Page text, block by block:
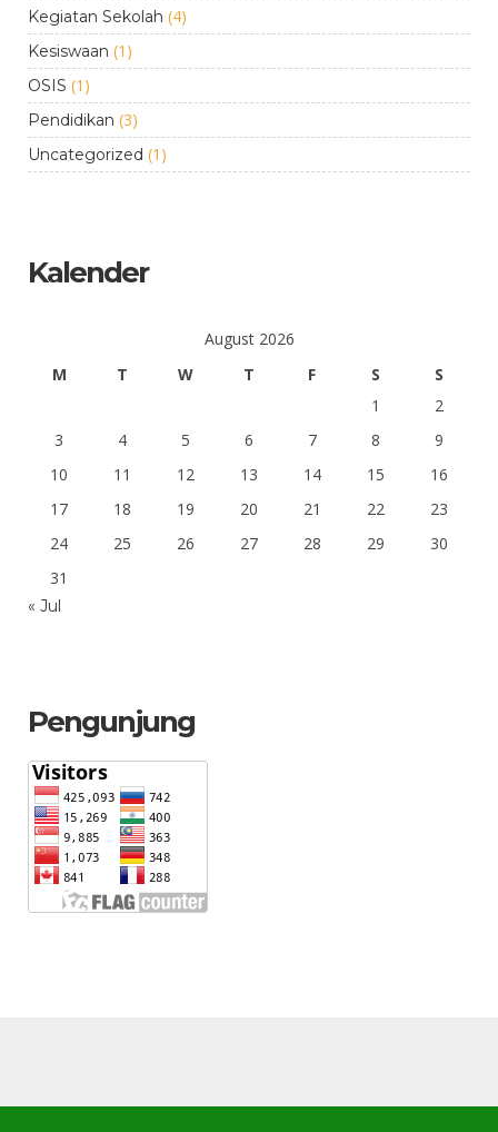
Kegiatan Sekolah (4)
Kesiswaan (1)
OSIS (1)
Pendidikan (3)
Uncategorized (1)
Kalender
August 2026
M
T W T F S
S
1
2
3
4 5 6 7 8
9
10
11 12 13 14 15
16
17
18 19 20 21 22
23
24
25 26 27 28 29
30
31
« Jul
Pengunjung